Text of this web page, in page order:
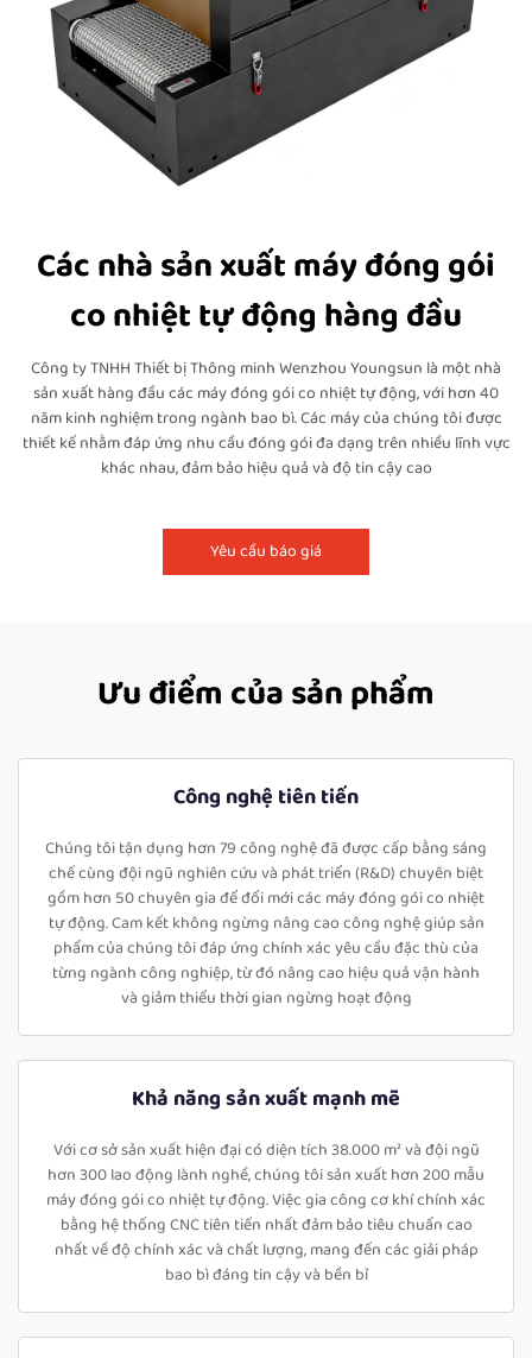
Các nhà sản xuất máy đóng gói
co nhiệt tự động hàng đầu
Công ty TNHH Thiết bị Thông minh Wenzhou Youngsun là một nhà
sản xuất hàng đầu các máy đóng gói co nhiệt tự động, với hơn 40
năm kinh nghiệm trong ngành bao bì. Các máy của chúng tôi được
thiết kế nhằm đáp ứng nhu cầu đóng gói đa dạng trên nhiều lĩnh vực
khác nhau, đảm bảo hiệu quả và độ tin cậy cao
Yêu cầu báo giá
Ưu điểm của sản phẩm
Công nghệ tiên tiến
Chúng tôi tận dụng hơn 79 công nghệ đã được cấp bằng sáng
chế cùng đội ngũ nghiên cứu và phát triển (R&D) chuyên biệt
gồm hơn 50 chuyên gia để đổi mới các máy đóng gói co nhiệt
tự động. Cam kết không ngừng nâng cao công nghệ giúp sản
phẩm của chúng tôi đáp ứng chính xác yêu cầu đặc thù của
từng ngành công nghiệp, từ đó nâng cao hiệu quả vận hành
và giảm thiểu thời gian ngừng hoạt động
Khả năng sản xuất mạnh mẽ
Với cơ sở sản xuất hiện đại có diện tích 38.000 m² và đội ngũ
hơn 300 lao động lành nghề, chúng tôi sản xuất hơn 200 mẫu
máy đóng gói co nhiệt tự động. Việc gia công cơ khí chính xác
bằng hệ thống CNC tiên tiến nhất đảm bảo tiêu chuẩn cao
nhất về độ chính xác và chất lượng, mang đến các giải pháp
bao bì đáng tin cậy và bền bỉ